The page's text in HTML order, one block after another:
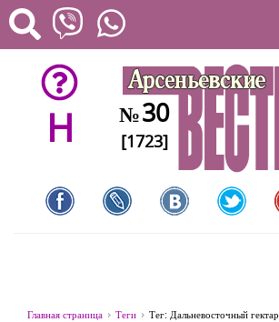
H №30
[1723]
Главная страница Теги Тег: Дальневосточный гектар